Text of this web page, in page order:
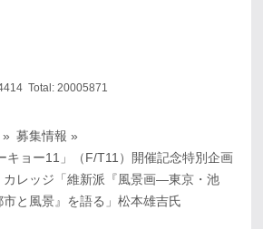
Total: 20005871
» 募集情報 »
キョー11」（F/T11）開催記念特別企画
カレッジ「維新派『風景画―東京・池
と風景』を語る」松本雄吉氏